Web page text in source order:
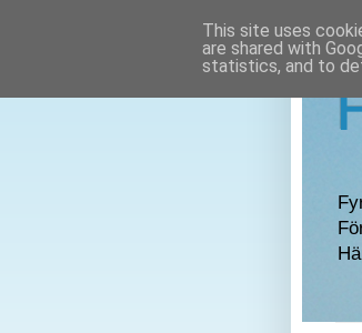
This site uses
are shared with
statistics, and to